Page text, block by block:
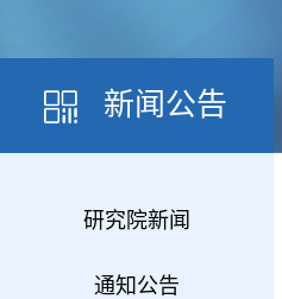
新闻公告
研究院新闻
通知公告